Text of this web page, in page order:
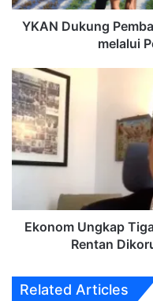
Pendekatan
SIGAP
YKAN Dukung
melalui
Ekonom
Ungkap
Tiga
Program
Prabowo
Ini
Dikorupsi
danEkonom Ungkap
Rentan
Related Articles